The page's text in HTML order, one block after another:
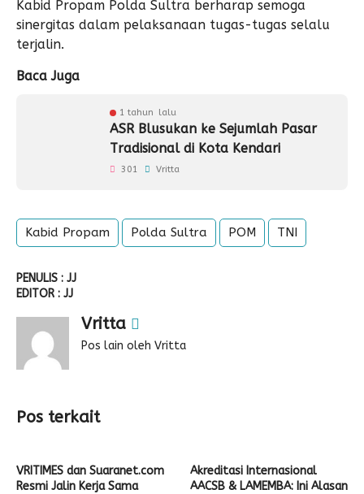
Kabid Propam Polda Sultra berharap semoga
sinergitas dalam pelaksanaan tugas-tugas selalu
terjalin.
Baca Juga
1 tahun lalu
ASR Blusukan ke Sejumlah Pasar
Tradisional di Kota Kendari
301 Vritta
Kabid Propam Polda Sultra POM TNI
PENULIS : JJ
EDITOR : JJ
Vritta
Pos lain oleh Vritta
Pos terkait
VRITIMES dan Suaranet.com
Resmi Jalin Kerja Sama
Akreditasi Internasional
AACSB & LAMEMBA: Ini Alasan